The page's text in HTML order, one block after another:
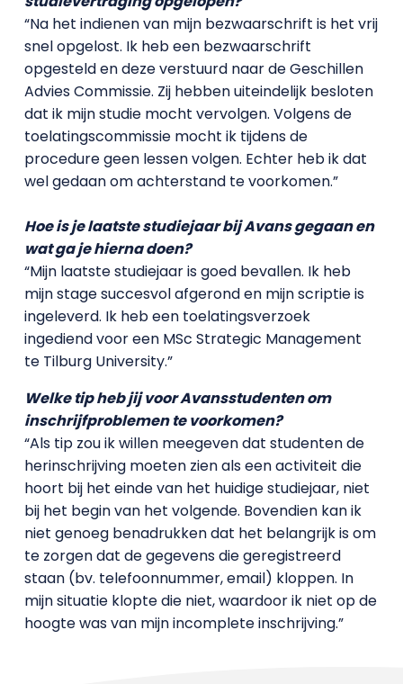
“Na het indienen van mijn bezwaarschrift is het vrij
snel opgelost. Ik heb een bezwaarschrift
opgesteld en deze verstuurd naar de Geschillen
Advies Commissie. Zij hebben uiteindelijk besloten
dat ik mijn studie mocht vervolgen. Volgens de
toelatingscommissie mocht ik tijdens de
procedure geen lessen volgen. Echter heb ik dat
wel gedaan om achterstand te voorkomen.”
Hoe is je laatste studiejaar bij Avans gegaan en
wat ga je hierna doen?
“Mijn laatste studiejaar is goed bevallen. Ik heb
mijn stage succesvol afgerond en mijn scriptie is
ingeleverd. Ik heb een toelatingsverzoek
ingediend voor een MSc Strategic Management
te Tilburg University.”
Welke tip heb jij voor Avansstudenten om
inschrijfproblemen te voorkomen?
“Als tip zou ik willen meegeven dat studenten de
herinschrijving moeten zien als een activiteit die
hoort bij het einde van het huidige studiejaar, niet
bij het begin van het volgende. Bovendien kan ik
niet genoeg benadrukken dat het belangrijk is om
te zorgen dat de gegevens die geregistreerd
staan (bv. telefoonnummer, email) kloppen. In
mijn situatie klopte die niet, waardoor ik niet op de
hoogte was van mijn incomplete inschrijving.”